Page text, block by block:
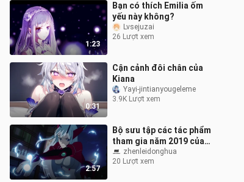
1:23
Bạn có thích Emilia ốm
yếu này không?
Lvsejuzai
26 Lượt xem
0:31
Cận cảnh đôi chân của
Kiana
Yayi-jintianyougeleme
3.9K Lượt xem
2:57
Bộ sưu tập các tác phẩm
tham gia năm 2019 của
Zhenlei Animation
zhenleidonghua
20 Lượt xem